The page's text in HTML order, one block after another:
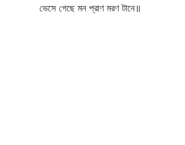
ভেসে গেছে মন প্রাণ মরণ টানে॥